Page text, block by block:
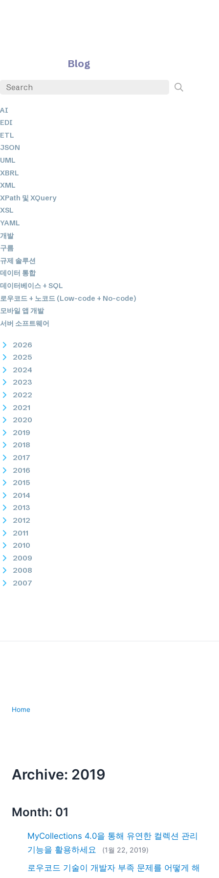
Blog
AI
EDI
ETL
JSON
UML
XBRL
XML
XPath 및 XQuery
XSL
YAML
개발
구름
규제 솔루션
데이터 통합
데이터베이스 + SQL
로우코드 + 노코드 (Low-code + No-code)
모바일 앱 개발
서버 소프트웨어
2026
2025
2024
2023
2022
2021
2020
2019
2018
2017
2016
2015
2014
2013
2012
2011
2010
2009
2008
2007
Home
Archive: 2019
Month: 01
MyCollections 4.0을 통해 유연한 컬렉션 관리
기능을 활용하세요
(1월 22, 2019)
로우코드 기술이 개발자 부족 문제를 어떻게 해